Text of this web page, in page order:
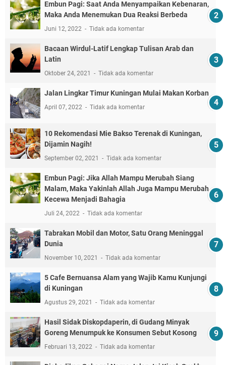
Embun Pagi: Saat Anda Menyampaikan Kebenaran,
Maka Anda Menemukan Dua Reaksi Berbeda
Juni 12, 2022 Tidak ada komentar
Bacaan Wirdul-Latif Lengkap Tulisan Arab dan
Latin
Oktober 24, 2021 Tidak ada komentar
Jalan Lingkar Timur Kuningan Mulai Makan Korban
April 07, 2022 Tidak ada komentar
10 Rekomendasi Mie Bakso Terenak di Kuningan,
Dijamin Nagih!
September 02, 2021 Tidak ada komentar
Embun Pagi: Jika Allah Mampu Merubah Siang
Malam, Maka Yakinlah Allah Juga Mampu Merubah
Kecewa Menjadi Bahagia
Juli 24, 2022 Tidak ada komentar
Tabrakan Mobil dan Motor, Satu Orang Meninggal
Dunia
November 10, 2021 Tidak ada komentar
5 Cafe Bernuansa Alam yang Wajib Kamu Kunjungi
di Kuningan
Agustus 29, 2021 Tidak ada komentar
Hasil Sidak Diskopdaperin, di Gudang Minyak
Goreng Menumpuk ke Konsumen Sebut Kosong
Februari 13, 2022 Tidak ada komentar